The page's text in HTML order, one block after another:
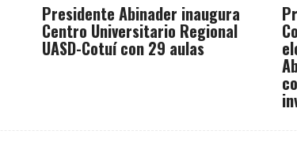
Presidente Abinader inaugura
Centro Universitario Regional
UASD-Cotuí con 29 aulas